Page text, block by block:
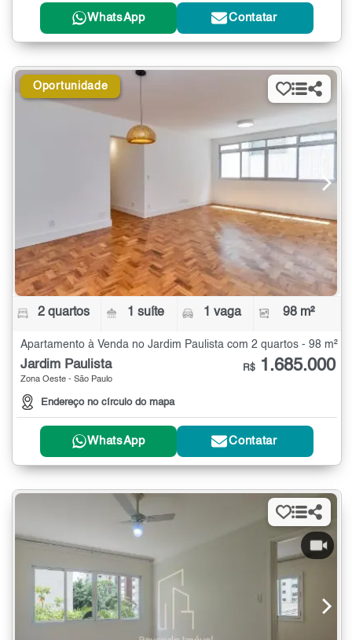
WhatsApp Contatar
Oportunidade
2 quartos 1 suíte 1 vaga 98 m²
Apartamento à Venda no Jardim Paulista com 2 quartos - 98 m²
Jardim Paulista
Zona Oeste - São Paulo
Endereço no círculo do mapa
R$ 1.685.000
WhatsApp Contatar